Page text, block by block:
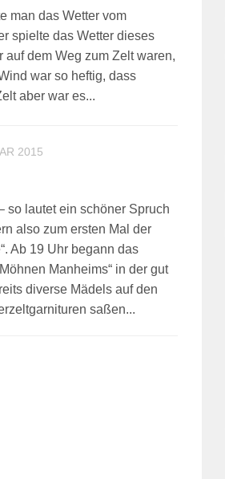
man das Wetter vom
spielte das Wetter dieses
dem Weg zum Zelt waren,
war so heftig, dass
aber war es...
2015
so lautet ein schöner Spruch
also zum ersten Mal der
Ab 19 Uhr begann das
Manheims“ in der gut
diverse Mädels auf den
saßen...